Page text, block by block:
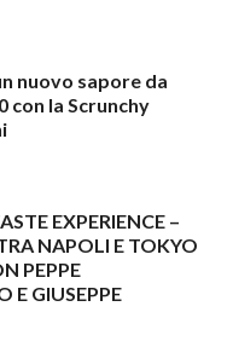
nuovo sapore da
con la Scrunchy
EXPERIENCE –
NAPOLI E TOKYO
PEPPE
E GIUSEPPE